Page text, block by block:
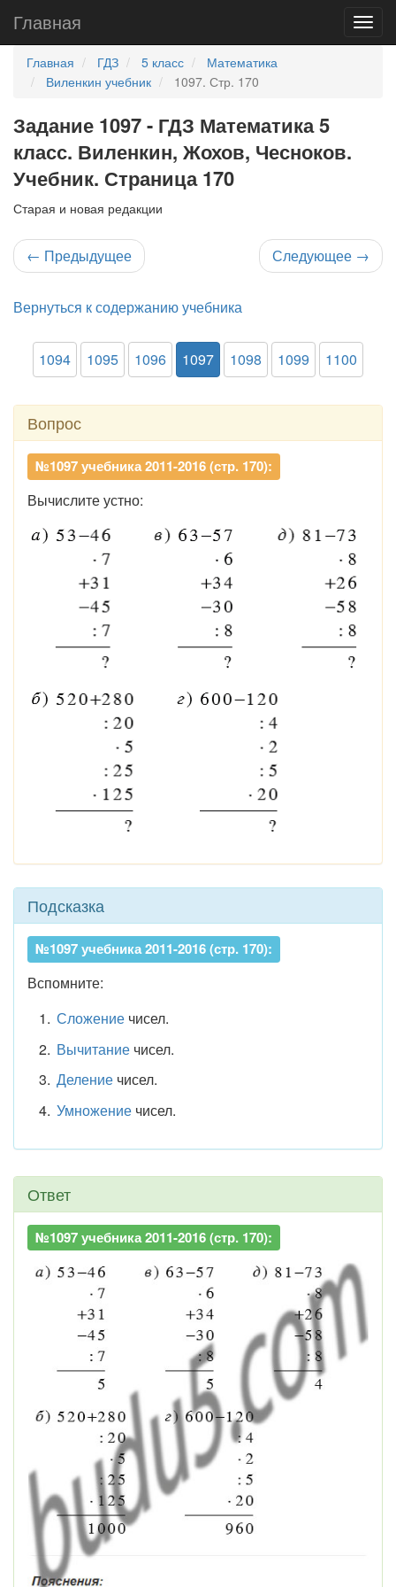
Главная
Главная ГДЗ 5 класс
Математика
Виленкин учебник
1097. Стр. 170
Задание 1097 - ГДЗ Математика 5
класс. Виленкин, Жохов, Чесноков.
Учебник. Страница 170
Старая и новая редакции
← Предыдущее Следующее →
Вернуться к содержанию учебника
1094 1095 1096 1097 1098 1099 1100
Вопрос
№1097 учебника 2011-2016 (стр. 170):
Вычислите устно:
Подсказка
№1097 учебника 2011-2016 (стр. 170):
Вспомните:
Сложениечисел.
Вычитаниечисел.
Делениечисел.
Умножениечисел.
Ответ
№1097 учебника 2011-2016 (стр. 170):